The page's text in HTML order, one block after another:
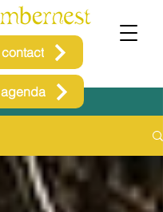
contact
agenda